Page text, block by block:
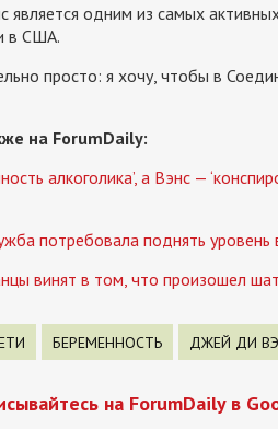
является одним из самых
в США.
просто: я хочу, чтобы в
на ForumDaily:
алкоголика’, а Вэнс —
потребовала поднять
винят в том, что произошел
БЕРЕМЕННОСТЬ ДЖЕЙ ДИ
на ForumDaily в